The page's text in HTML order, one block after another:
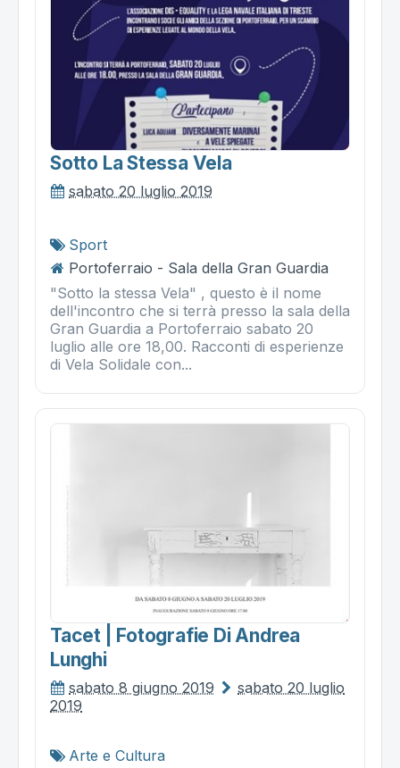
Sotto La Stessa Vela
sabato 20 luglio 2019
Sport
Portoferraio - Sala della Gran Guardia
"Sotto la stessa Vela" , questo è il nome
dell'incontro che si terrà presso la sala della
Gran Guardia a Portoferraio sabato 20
luglio alle ore 18,00. Racconti di esperienze
di Vela Solidale con...
Tacet | Fotografie Di Andrea
Lunghi
sabato 8 giugno 2019
sabato 20 luglio
2019
Arte e Cultura